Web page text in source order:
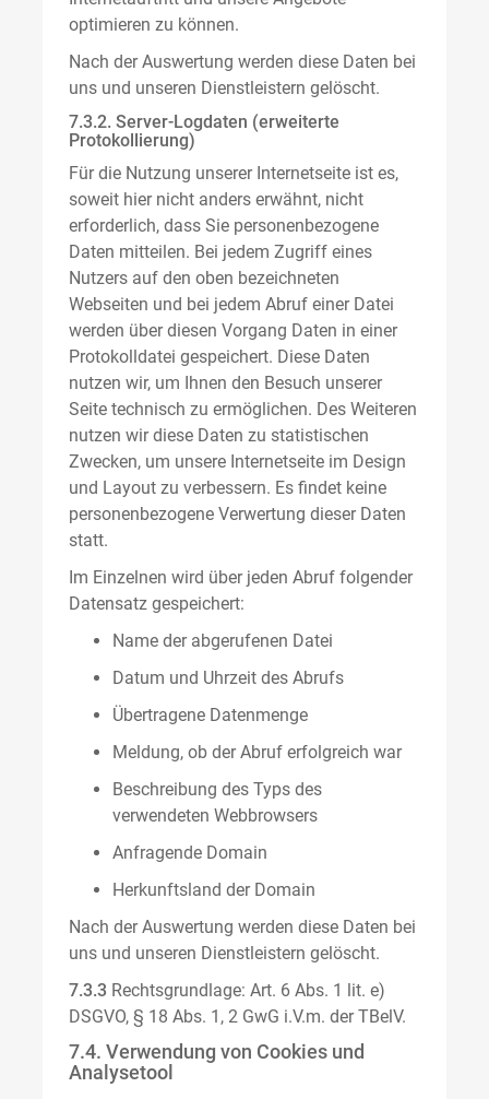
optimieren zu können.
Nach der Auswertung werden diese Daten bei
uns und unseren Dienstleistern gelöscht.
7.3.2. Server-Logdaten (erweiterte
Protokollierung)
Für die Nutzung unserer Internetseite ist es,
soweit hier nicht anders erwähnt, nicht
erforderlich, dass Sie personenbezogene
Daten mitteilen. Bei jedem Zugriff eines
Nutzers auf den oben bezeichneten
Webseiten und bei jedem Abruf einer Datei
werden über diesen Vorgang Daten in einer
Protokolldatei gespeichert. Diese Daten
nutzen wir, um Ihnen den Besuch unserer
Seite technisch zu ermöglichen. Des Weiteren
nutzen wir diese Daten zu statistischen
Zwecken, um unsere Internetseite im Design
und Layout zu verbessern. Es findet keine
personenbezogene Verwertung dieser Daten
statt.
Im Einzelnen wird über jeden Abruf folgender
Datensatz gespeichert:
Name der abgerufenen Datei
Datum und Uhrzeit des Abrufs
Übertragene Datenmenge
Meldung, ob der Abruf erfolgreich war
Beschreibung des Typs des
verwendeten Webbrowsers
Anfragende Domain
Herkunftsland der Domain
Nach der Auswertung werden diese Daten bei
uns und unseren Dienstleistern gelöscht.
7.3.3 Rechtsgrundlage: Art. 6 Abs. 1 lit. e)
DSGVO, § 18 Abs. 1, 2 GwG i.V.m. der TBelV.
7.4. Verwendung von Cookies und
Analysetool